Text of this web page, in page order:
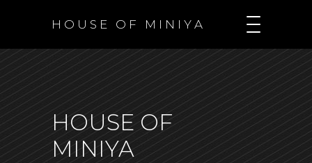
H O U S E O F M I N I Y A
HOUSE OF
MINIYA